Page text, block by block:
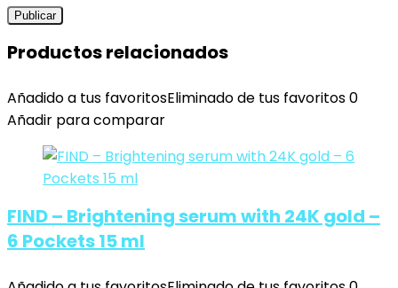
Productos relacionados
Añadido a tus favoritosEliminado de tus favoritos0
Añadir para comparar
FIND – Brightening serum with 24K gold –
6 Pockets 15 ml